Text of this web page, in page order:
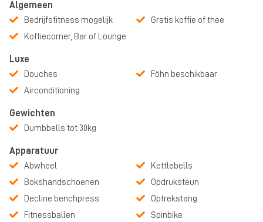
Algemeen
Bedrijfsfitness mogelijk
Koffiecorner, Bar of Lounge
Gratis koffie of thee
Luxe
Douches
Airconditioning
Föhn beschikbaar
Gewichten
Dumbbells tot 30kg
Apparatuur
Abwheel
Bokshandschoenen
Decline benchpress
Fitnessballen
Kettlebells
Opdruksteun
Optrekstang
Spinbike